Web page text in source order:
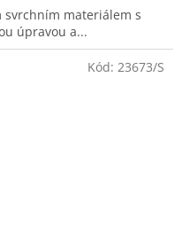
svrchním materiálem s
úpravou a...
Kód: 23673/S